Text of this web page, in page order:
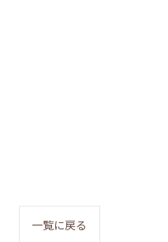
一覧に戻る